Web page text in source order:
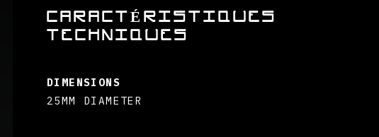
CARACTÉRISTIQUES
TECHNIQUES
DIMENSIONS
25MM DIAMETER